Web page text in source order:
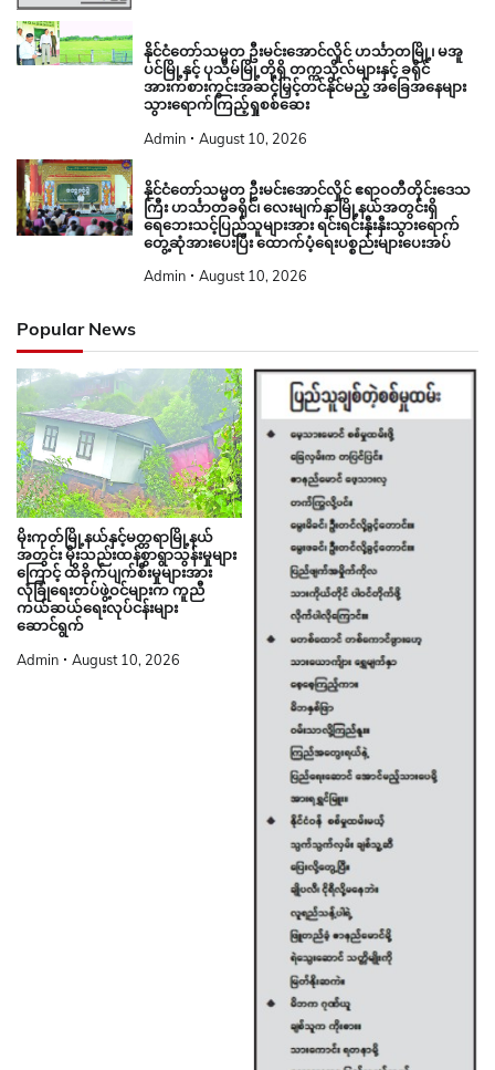
နိုင်ငံတော်သမ္မတ ဦးမင်းအောင်လှိုင် ဟင်္သာတမြို့၊ မအူ
ပင်မြို့နှင့် ပုသိမ်မြို့တို့ရှိ တက္ကသိုလ်များနှင့် ခရိုင်
အားကစားကွင်းအဆင့်မြှင့်တင်နိုင်မည့် အခြေအနေများ
သွားရောက်ကြည့်ရှုစစ်ဆေး
Admin August 10, 2026
နိုင်ငံတော်သမ္မတ ဦးမင်းအောင်လှိုင် ဧရာဝတီတိုင်းဒေသ
ကြီး ဟင်္သာတခရိုင်၊ လေးမျက်နှာမြို့နယ်အတွင်းရှိ
ရေဘေးသင့်ပြည်သူများအား ရင်းရင်းနှီးနှီးသွားရောက်
တွေ့ဆုံအားပေးပြီး ထောက်ပံ့ရေးပစ္စည်းများပေးအပ်
Admin August 10, 2026
Popular News
မိုးကုတ်မြို့နယ်နှင့်မတ္တရာမြို့နယ်
အတွင်း မိုးသည်းထန်စွာရွာသွန်းမှုများ
ကြောင့် ထိခိုက်ပျက်စီးမှုများအား
လုံခြုံရေးတပ်ဖွဲ့ဝင်များက ကူညီ
ကယ်ဆယ်ရေးလုပ်ငန်းများ
ဆောင်ရွက်
Admin August 10, 2026